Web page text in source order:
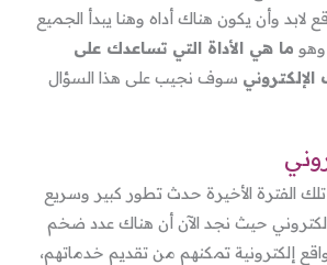
لابد وأن يكون هناك أداه وهنا يبدأ الجميع
ما هي الأداة التي تساعدك على
سوف نجيب على هذا السؤال
الفترة الأخيرة حدث تطور كبير وسريع
حيث نجد الآن أن هناك عدد ضخم
إلكترونية تمكنهم من تقديم خدماتهم،